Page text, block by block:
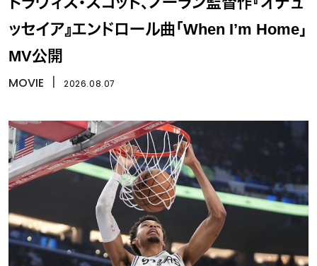
ッセイア』エンドロール曲「When I’m Home」
MV公開
MOVIE 2026.08.07